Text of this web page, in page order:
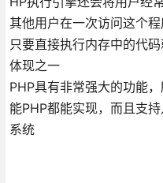
其他用户在一次访问这个
只要直接执行内存中的代
体现之一
PHP具有非常强大的功能
能PHP都能实现，而且支
系统